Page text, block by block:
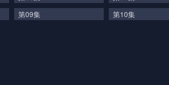
第09集
第10集